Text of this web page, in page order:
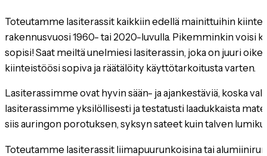
Toteutamme lasiterassit kaikkiin edellä mainittuihin
rakennusvuosi 1960- tai 2020-luvulla. Pikemminkin voisi
sopisi! Saat meiltä unelmiesi lasiterassin, joka on juuri
kiinteistöösi sopiva ja räätälöity käyttötarkoitusta varten.
Lasiterassimme ovat hyvin sään- ja ajankestäviä, koska
lasiterassimme yksilöllisesti ja testatusti laadukkaista
siis auringon porotuksen, syksyn sateet kuin talven
Toteutamme lasiterassit liimapuurunkoisina tai